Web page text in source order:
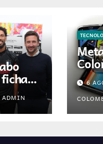
su
ADMIN
6